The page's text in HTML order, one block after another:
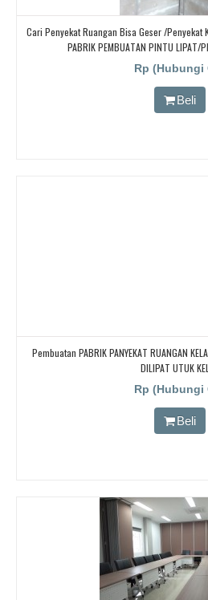
Cari Penyekat Ruangan Bisa Geser /Penyekat
PABRIK PEMBUATAN PINTU LIPAT/
Rp (Hubungi
Beli
Pembuatan PABRIK PANYEKAT RUANGAN
DILIPAT UTUK
Rp (Hubungi
Beli